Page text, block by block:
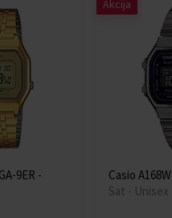
9ER -
Akcija
Casio
Sat - Unisex